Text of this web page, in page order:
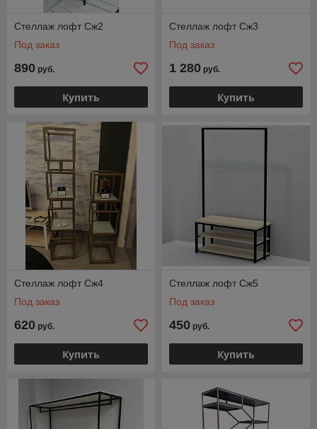
Стеллаж лофт Сж2
Под заказ
890 руб.
Купить
Стеллаж лофт Сж3
Под заказ
1 280 руб.
Купить
Стеллаж лофт Cж4
Под заказ
620 руб.
Купить
Стеллаж лофт Cж5
Под заказ
450 руб.
Купить